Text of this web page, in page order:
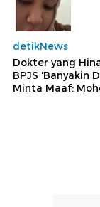
detikNews
Dokter yang
BPJS 'Banyakin
Minta Maaf: